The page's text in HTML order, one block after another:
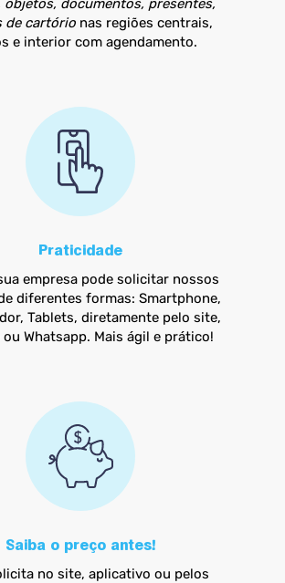
objetos, documentos, presentes,
de cartório nas regiões centrais,
e interior com agendamento.
Praticidade
empresa pode solicitar nossos
diferentes formas: Smartphone,
Tablets, diretamente pelo site,
Whatsapp. Mais ágil e prático!
Saiba o preço antes!
no site, aplicativo ou pelos